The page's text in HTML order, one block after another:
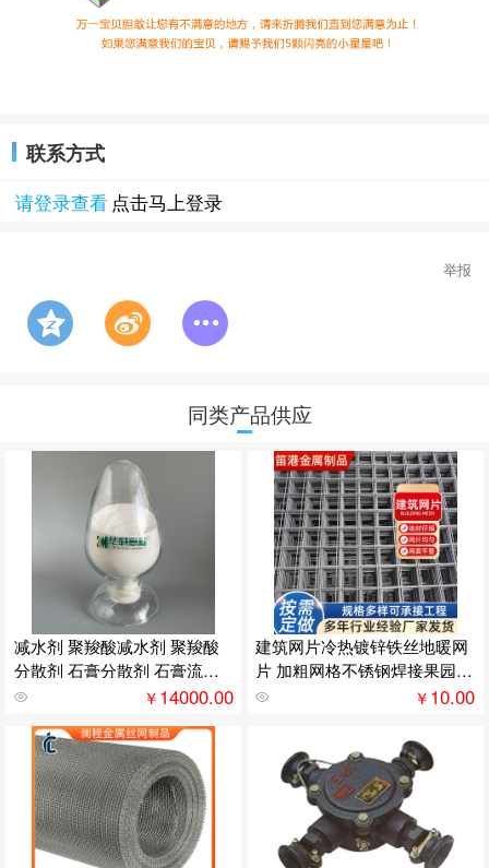
联系方式
请登录查看 点击马上登录
举报
同类产品供应
减水剂 聚羧酸减水剂 聚羧酸
分散剂 石膏分散剂 石膏流平
剂
￥14000.00
建筑网片冷热镀锌铁丝地暖网
片 加粗网格不锈钢焊接果园围
栏厂家
￥10.00